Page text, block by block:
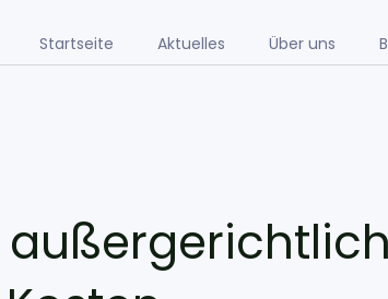
Startseite Aktuelles Über uns